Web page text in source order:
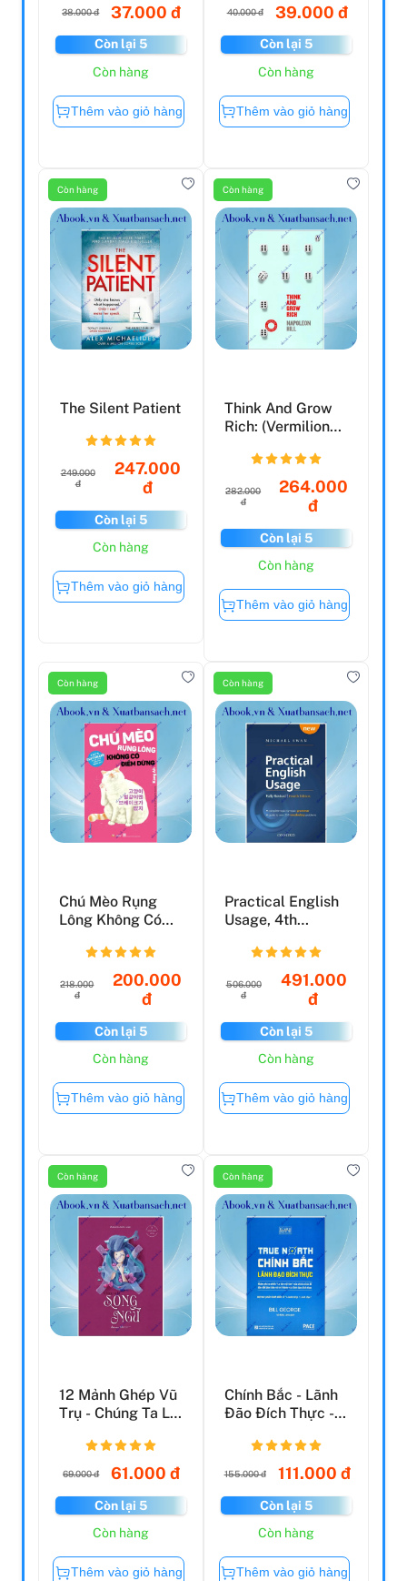
38.000 đ 37.000 đ
Còn lại 5
Còn hàng
Thêm vào giỏ hàng
40.000 đ 39.000 đ
Còn lại 5
Còn hàng
Thêm vào giỏ hàng
Còn hàng
The Silent Patient
249.000
đ
247.000
đ
Còn lại 5
Còn hàng
Thêm vào giỏ hàng
Còn hàng
Think And Grow
Rich: (Vermilion
282.000
đ
264.000
đ
Còn lại 5
Còn hàng
Thêm vào giỏ hàng
Còn hàng
Chú Mèo Rụng
Lông Không Có
218.000
đ
200.000
đ
Còn lại 5
Còn hàng
Thêm vào giỏ hàng
Còn hàng
Practical English
Usage, 4th
Paperback: M...
506.000
đ
491.000
đ
Còn lại 5
Còn hàng
Thêm vào giỏ hàng
Còn hàng
12 Mảnh Ghép Vũ
Trụ - Chúng Ta Là
69.000 đ 61.000 đ
Còn lại 5
Còn hàng
Thêm vào giỏ hàng
Còn hàng
Chính Bắc - Lãnh
Đão Đích Thực -
Tru...
155.000 đ 111.000 đ
Còn lại 5
Còn hàng
Thêm vào giỏ hàng